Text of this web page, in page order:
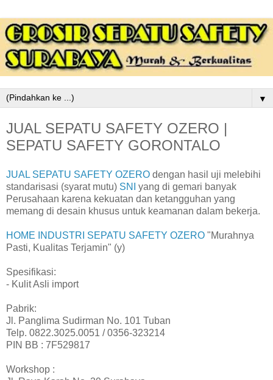
▼
JUAL SEPATU SAFETY OZERO |
SEPATU SAFETY GORONTALO
JUAL SEPATU SAFETY OZERO dengan hasil uji melebihi
standarisasi (syarat mutu) SNI
yang di gemari banyak
Perusahaan karena kekuatan dan ketangguhan yang
memang di desain khusus untuk keamanan dalam bekerja.
HOME INDUSTRI SEPATU SAFETY OZERO "Murahnya
Pasti, Kualitas Terjamin" (y)
Spesifikasi:
- Kulit Asli import
Pabrik:
Jl. Panglima Sudirman No. 101 Tuban
Telp. 0822.3025.0051 / 0356-323214
PIN BB : 7F529817
Workshop :